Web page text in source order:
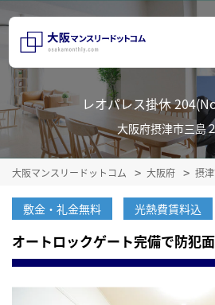
レオパレス掛休
大阪府摂津市三島
大阪マンスリードットコム 大阪府 摂
敷金・礼金無料 光熱費賃料込
オートロックゲート完備で防犯